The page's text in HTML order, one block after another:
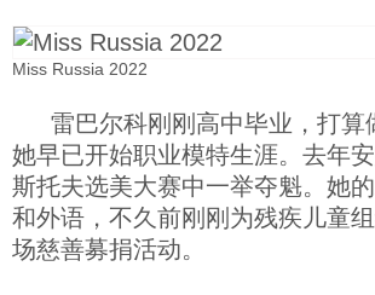
旅游
视听
Miss Russia 2022
雷巴尔科刚刚高中毕业，打算
她早已开始职业模特生涯。去年
斯托夫选美大赛中一举夺魁。她
和外语，不久前刚刚为残疾儿童
场慈善募捐活动。